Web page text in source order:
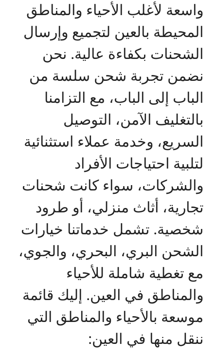
واسعة لأغلب الأحياء والمناطق
المحيطة بالعين لتجميع وإرسال
الشحنات بكفاءة عالية. نحن
نضمن تجربة شحن سلسة من
الباب إلى الباب، مع التزامنا
بالتغليف الآمن، التوصيل
السريع، وخدمة عملاء استثنائية
لتلبية احتياجات الأفراد
والشركات، سواء كانت شحنات
تجارية، أثاث منزلي، أو طرود
شخصية. تشمل خدماتنا خيارات
الشحن البري، البحري، والجوي،
مع تغطية شاملة للأحياء
والمناطق في العين. إليك قائمة
موسعة بالأحياء والمناطق التي
ننقل منها في العين: